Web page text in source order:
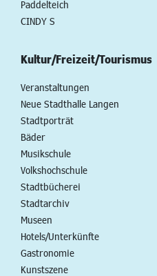
Paddelteich
CINDY S
Kultur/Freizeit/Tourismus
Veranstaltungen
Neue Stadthalle Langen
Stadtporträt
Bäder
Musikschule
Volkshochschule
Stadtbücherei
Stadtarchiv
Museen
Hotels/Unterkünfte
Gastronomie
Kunstszene